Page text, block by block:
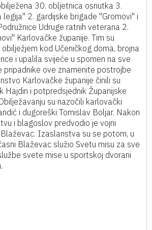
30. obljetnica osnutka 3.
2. gardijske brigade "Gromovi" i
Udruge ratnih veterana 2.
Karlovačke županije. Tim su
kod Učeničkog doma, brojna
i upalila svijeće u spomen na sve
pripadnike ove znamenite postrojbe
Karlovačke županije činili su
Hajdin i potpredsjednik Županijske
su nazočili karlovački
i dugoreški Tomislav Boljar. Nakon
i blagoslov predvodio je vojni
Izaslanstva su se potom, u
Blaževac služio Svetu misu za sve
svete mise u sportskoj dvorani